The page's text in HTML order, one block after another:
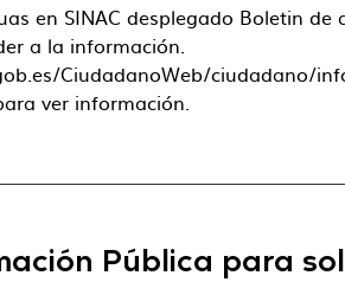
en SINAC desplegado Boletin de
a la información.
CiudadanoWeb/ciudadano/
ver información.
Pública para